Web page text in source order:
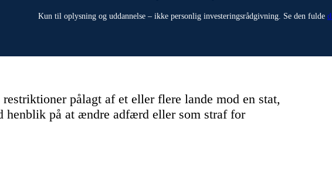
Kun til oplysning og uddannelse – ikke personlig investeringsrådgivning. Se den fulde
pålagt af et eller flere lande mod en stat,
henblik på at ændre adfærd eller som straf for